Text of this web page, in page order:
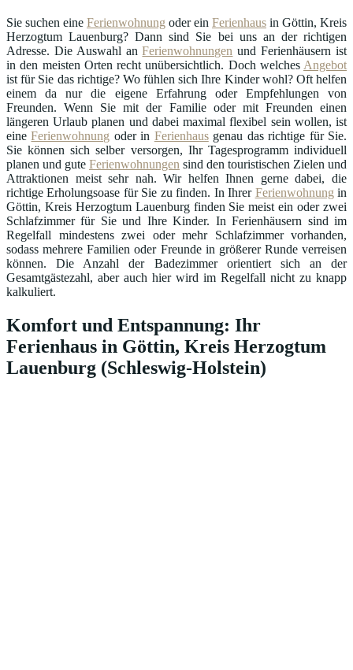
Sie suchen eine Ferienwohnung oder ein Ferienhaus in Göttin, Kreis
Herzogtum Lauenburg? Dann sind Sie bei uns an der richtigen
Adresse. Die Auswahl anFerienwohnungen und Ferienhäusern ist
in den meisten Orten recht unübersichtlich. Doch welches Angebot
ist für Sie das richtige? Wo fühlen sich Ihre Kinder wohl? Oft helfen
einem da nur die eigene Erfahrung oder Empfehlungen von
Freunden. Wenn Sie mit der Familie oder mit Freunden einen
längeren Urlaub planen und dabei maximal flexibel sein wollen, ist
eineFerienwohnung oder in Ferienhausgenau das richtige für Sie.
Sie können sich selber versorgen, Ihr Tagesprogramm individuell
planen und gute Ferienwohnungen sind den touristischen Zielen und
Attraktionen meist sehr nah. Wir helfen Ihnen gerne dabei, die
richtige Erholungsoase für Sie zu finden. In Ihrer Ferienwohnung in
Göttin, Kreis Herzogtum Lauenburg finden Sie meist ein oder zwei
Schlafzimmer für Sie und Ihre Kinder. In Ferienhäusern sind im
Regelfall mindestens zwei oder mehr Schlafzimmer vorhanden,
sodass mehrere Familien oder Freunde in größerer Runde verreisen
können. Die Anzahl der Badezimmer orientiert sich an der
Gesamtgästezahl, aber auch hier wird im Regelfall nicht zu knapp
kalkuliert.
Komfort und Entspannung: Ihr
Ferienhaus in Göttin, Kreis Herzogtum
Lauenburg (Schleswig-Holstein)